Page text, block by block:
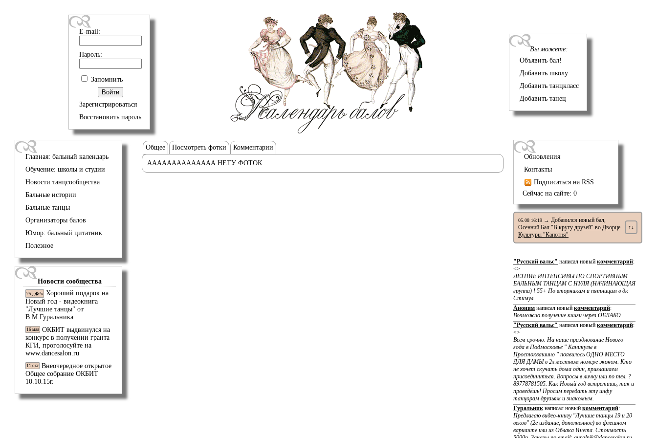
E-mail:
Пароль:
Запомнить
Зарегистрироваться
Восстановить пароль
Вы можете:
Объявить бал!
Добавить школу
Добавить танцкласс
Добавить танец
Главная: бальный календарь
Обучение: школы и студии
Новости танцсообщества
Бальные истории
Бальные танцы
Организаторы балов
Юмор: бальный цитатник
Полезное
Новости сообщества
25 д�?к Хороший подарок на
Новый год - видеокнига
"Лучшие танцы" от
В.М.Гуральника
16 мая ОКБИТ выдвинулся на
конкурс в получении гранта
КГИ, проголосуйте на
www.dancesalon.ru
11 окт Внеочередное открытое
Общее собрание ОКБИТ
10.10.15г.
Общее Посмотреть фотки Комментарии
АААААААААААААА НЕТУ ФОТОК
Обновления
Контакты
Подписаться на RSS
Сейчас на сайте: 0
05.08 16:19 → Добавился новый бал,
Осенний Бал "В кругу друзей" во Дворце
Культуры "Капотня"
↑↓
"Русский вальс" написал новый комментарий:
<>
ЛЕТНИЕ ИНТЕНСИВЫ ПО CПОРТИВНЫМ
БАЛЬНЫМ ТАНЦАМ С НУЛЯ (НАЧИНАЮЩАЯ
группа) ! 55+ По вторникам и пятницам в дк
Стимул.
Аноним написал новый комментарий:
Возможно получение книги через ОБЛАКО.
"Русский вальс" написал новый комментарий:
<>
Всем срочно. На наше празднование Нового
года в Подмосковье " Каникулы в
Простоквашино " появилось ОДНО МЕСТО
ДЛЯ ДАМЫ в 2х местном номере эконом. Кто
не хочет скучать дома один, приглашаем
присоединиться. Вопросы в личку или по тел. ?
89778781505. Как Новый год встретишь, так и
проведёшь! Просим передать эту инфу
танцорам друзьям и знакомым.
Гуральник написал новый комментарий:
Предлагаю видео-книгу "Лучшие танцы 19 и 20
веков" (2е издание, дополненное) во флешном
варианте или из Облака Инета. Стоимость